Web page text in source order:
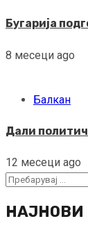
Бугарија
8 месеци ago
Балкан
Дали
12 месеци ago
Пребарувај